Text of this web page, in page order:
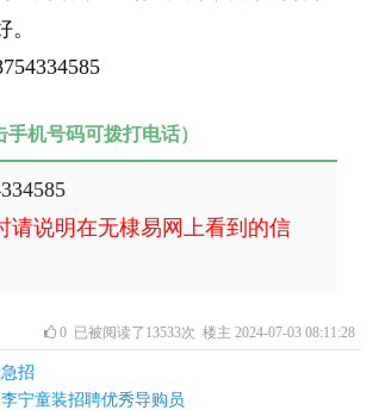
机号码可拨打电话）
请说明在无棣易网上看到的信
0 已被阅读了13533次 楼主 2024-07-03 08:11:28
招
宁童装招聘优秀导购员